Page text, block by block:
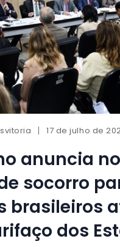
17 de julho de
anuncia
socorro
brasileiros
dos